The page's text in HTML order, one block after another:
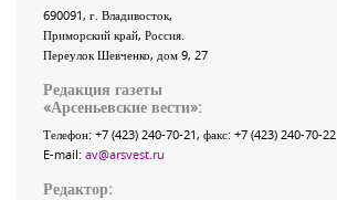
690091, г. Владивосток,
Приморский край, Россия
Переулок Шевченко, дом 9, 27
Редакция газеты
«Арсеньевские вести»:
Телефон: +7 (423) 240-70-21, факс: +7 (423) 240-70-22
E-mail: av@arsvest.ru
Редактор: